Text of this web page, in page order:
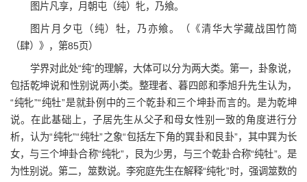
图片凡享，月朝屯（纯）牝，乃飨。
图片月夕屯（纯）牡，乃亦飨。（《清华大学藏战国竹简
（肆）》，第85页）
学界对此处“纯”的理解，大体可以分为两大类。第一，卦象说，
包括乾坤说和性别说两小类。整理者、暮四郎和季旭升先生认为，
“纯牝”“纯牡”是就卦例中的三个乾卦和三个坤卦而言的。是为乾坤
说。在此基础上，子居先生从父子和母女性别一致的角度进行分
析，认为“纯牝”“纯牡”之象“包括左下角的巽卦和艮卦”，其中巽为长
女，与三个坤卦合称“纯牝”，艮为少男，与三个乾卦合称“纯牡”。是
为性别说。第二，筮数说。李宛庭先生在解释“纯牝”时，强调筮数的